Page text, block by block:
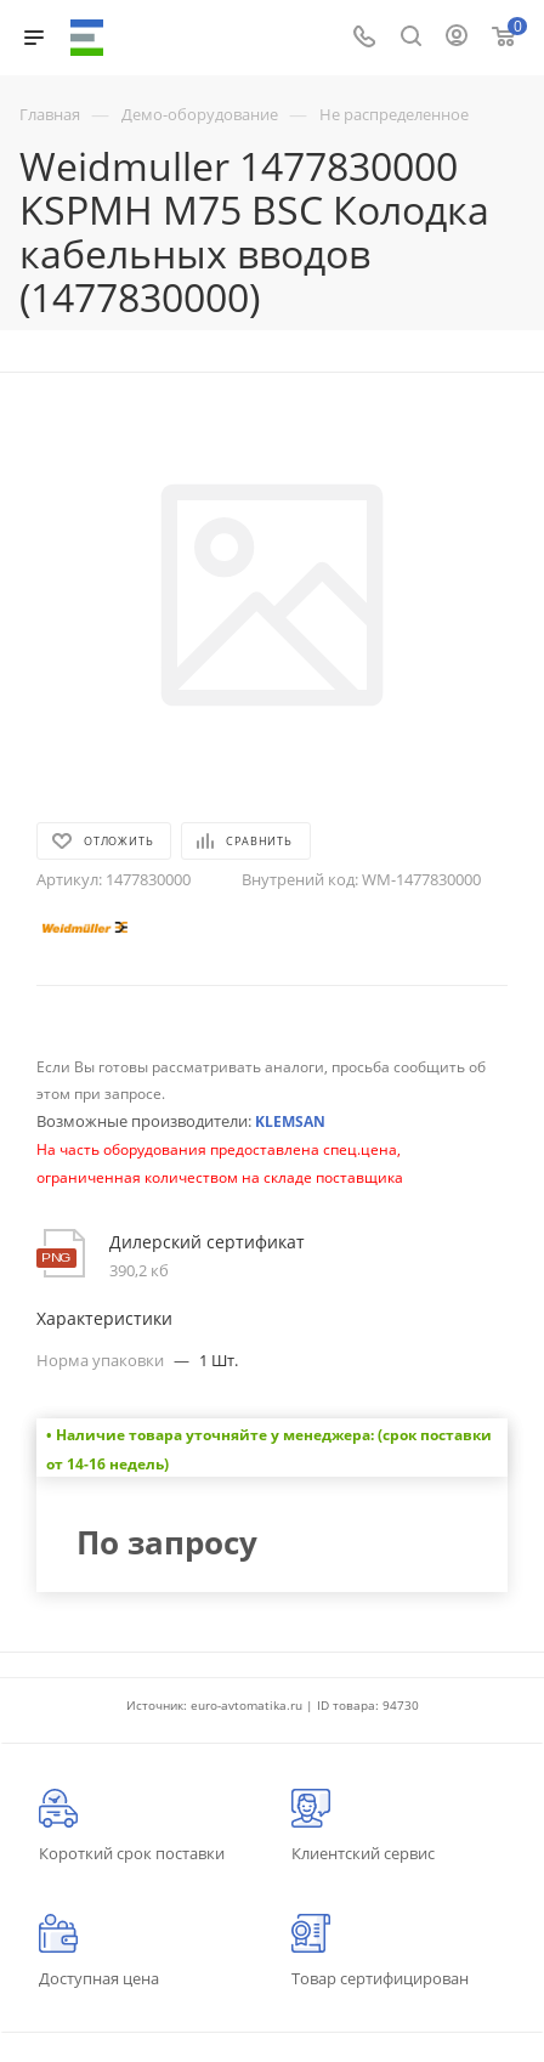
0
Главная — Демо-оборудование — Не распределенное
Weidmuller 1477830000
KSPMH M75 BSC Колодка
кабельных вводов
(1477830000)
ОТЛОЖИТЬ СРАВНИТЬ
Артикул: 1477830000 Внутрений код:WM-1477830000
Если Вы готовы рассматривать аналоги, просьба сообщить об
этом при запросе.
Возможные производители: KLEMSAN
На часть оборудования предоставлена спец.цена,
ограниченная количеством на складе поставщика
Дилерский сертификат
390,2 кб
Характеристики
Норма упаковки — 1 Шт.
• Наличие товара уточняйте у менеджера: (срок поставки
от 14-16 недель)
По запросу
Источник: euro-avtomatika.ru | ID товара: 94730
Короткий срок поставки Клиентский сервис
Доступная цена Товар сертифицирован